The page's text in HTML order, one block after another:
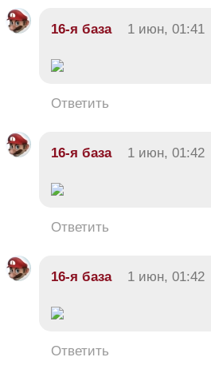
16-я база 1 июн, 01:41
Ответить
16-я база 1 июн, 01:42
Ответить
16-я база 1 июн, 01:42
Ответить